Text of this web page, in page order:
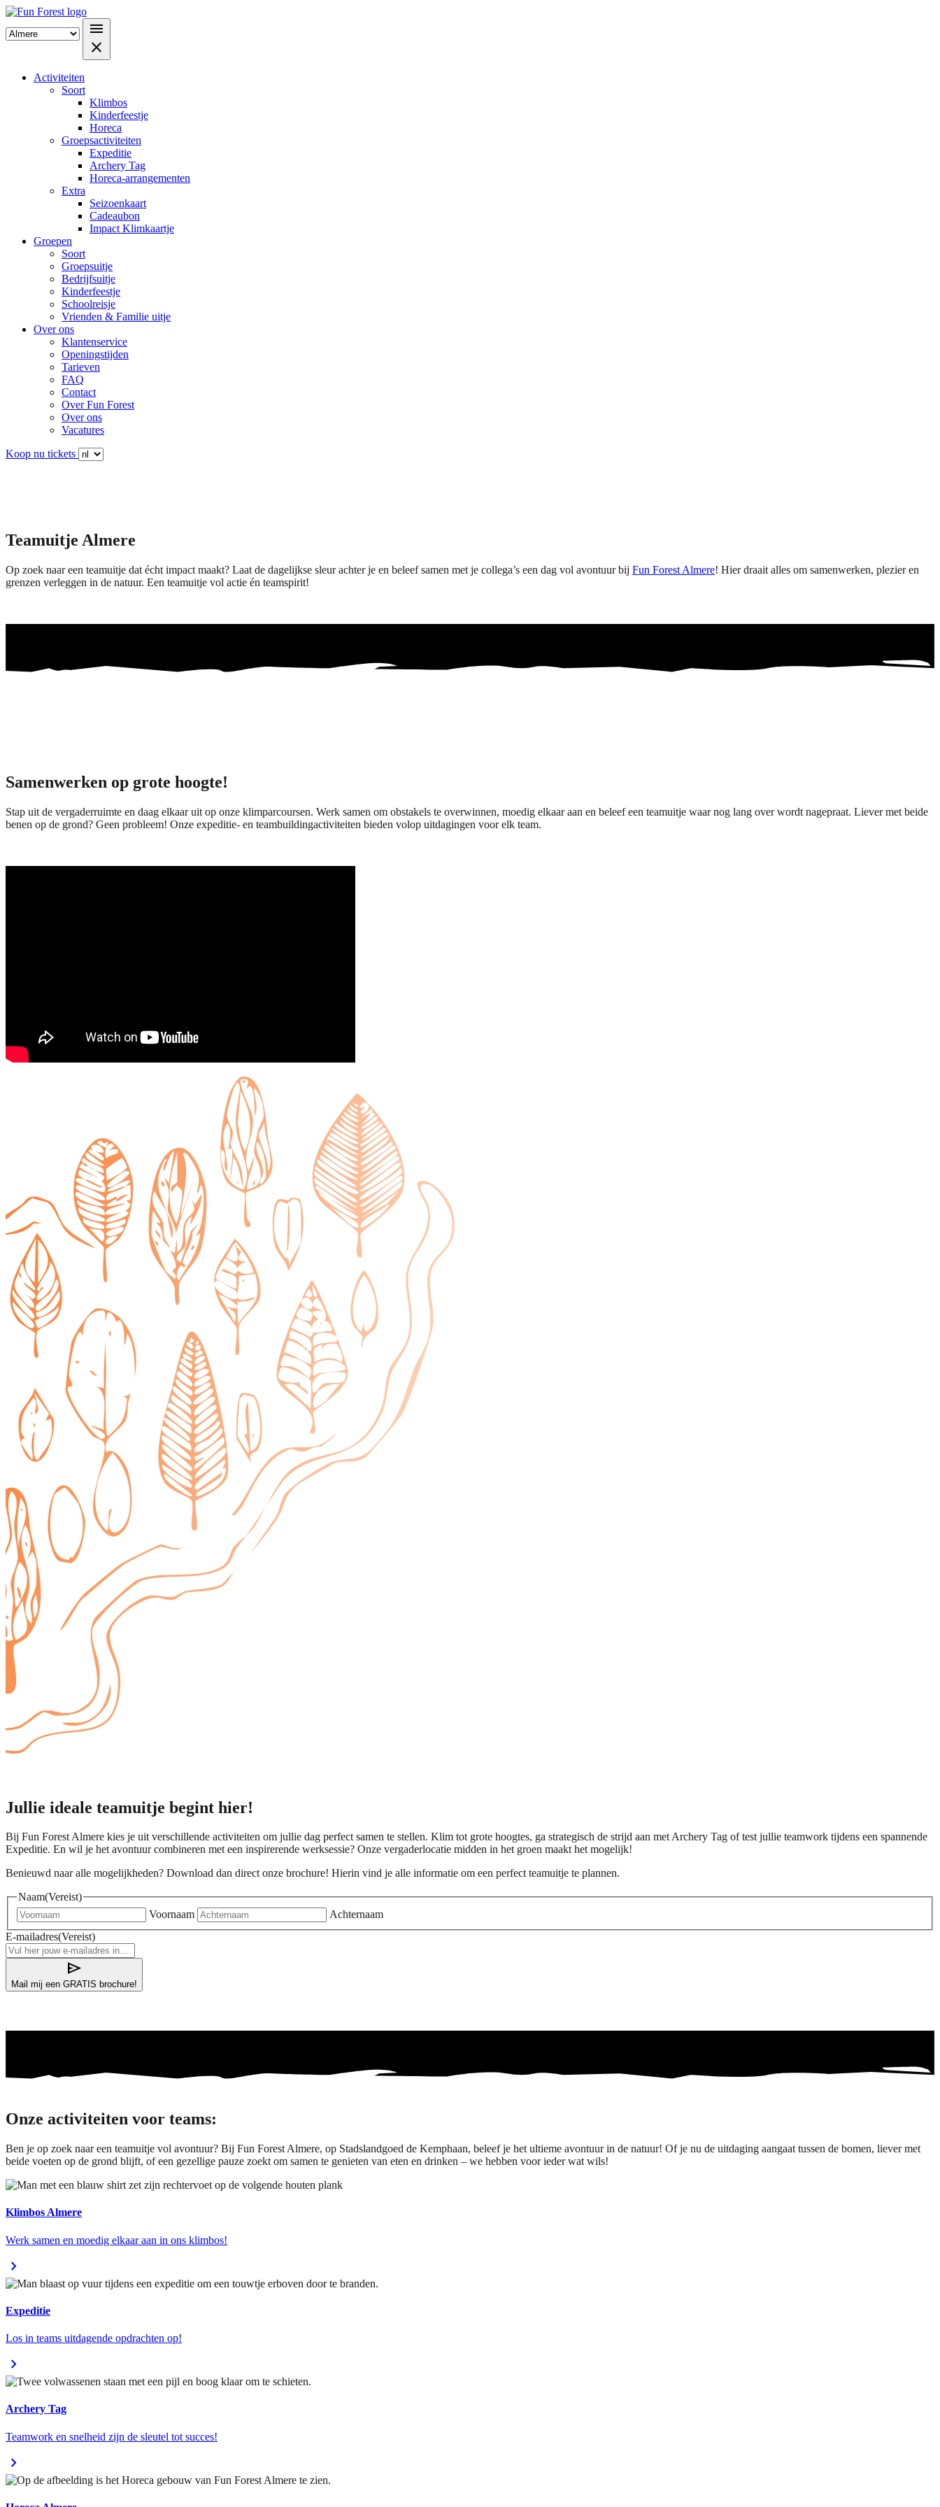
menu
close
Activiteiten
Soort
Klimbos
Kinderfeestje
Horeca
Groepsactiviteiten
Expeditie
Archery Tag
Horeca-arrangementen
Extra
Seizoenkaart
Cadeaubon
Impact Klimkaartje
Groepen
Soort
Groepsuitje
Bedrijfsuitje
Kinderfeestje
Schoolreisje
Vrienden & Familie uitje
Over ons
Klantenservice
Openingstijden
Tarieven
FAQ
Contact
Over Fun Forest
Over ons
Vacatures
Koop nu tickets
Teamuitje Almere
Op zoek naar een teamuitje dat écht impact maakt? Laat de dagelijkse sleur achter je en beleef samen met je collega’s een dag vol avontuur bij Fun Forest Almere! Hier draait alles om samenwerken, plezier en
grenzen verleggen in de natuur. Een teamuitje vol actie én teamspirit!
Samenwerken op grote hoogte!
Stap uit de vergaderruimte en daag elkaar uit op onze klimparcoursen. Werk samen om obstakels te overwinnen, moedig elkaar aan en beleef een teamuitje waar nog lang over wordt nagepraat. Liever met beide
benen op de grond? Geen probleem! Onze expeditie- en teambuildingactiviteiten bieden volop uitdagingen voor elk team.
Jullie ideale teamuitje begint hier!
Bij Fun Forest Almere kies je uit verschillende activiteiten om jullie dag perfect samen te stellen. Klim tot grote hoogtes, ga strategisch de strijd aan met Archery Tag of test jullie teamwork tijdens een spannende
Expeditie. En wil je het avontuur combineren met een inspirerende werksessie? Onze vergaderlocatie midden in het groen maakt het mogelijk!
Benieuwd naar alle mogelijkheden? Download dan direct onze brochure! Hierin vind je alle informatie om een perfect teamuitje te plannen.
Naam(Vereist)
Voornaam
Achternaam
E-mailadres(Vereist)
send
Mail mij een GRATIS brochure!
Onze activiteiten voor teams:
Ben je op zoek naar een teamuitje vol avontuur? Bij Fun Forest Almere, op Stadslandgoed de Kemphaan, beleef je het ultieme avontuur in de natuur! Of je nu de uitdaging aangaat tussen de bomen, liever met
beide voeten op de grond blijft, of een gezellige pauze zoekt om samen te genieten van eten en drinken – we hebben voor ieder wat wils!
Klimbos Almere
Werk samen en moedig elkaar aan in ons klimbos!
chevron_right
Expeditie
Los in teams uitdagende opdrachten op!
chevron_right
Archery Tag
Teamwork en snelheid zijn de sleutel tot succes!
chevron_right